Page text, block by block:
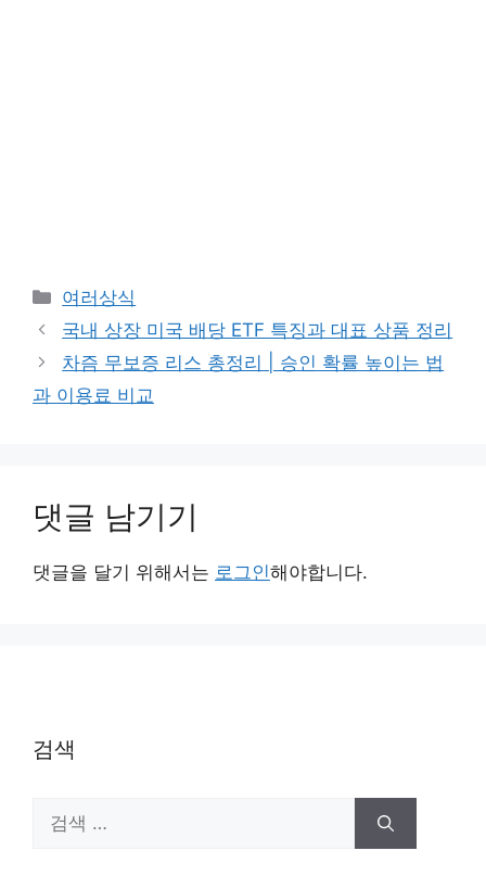
카
테
리
여러상식
국내 상장 미국 배당 ETF 특징과 대표 상품 정리
차즘 무보증 리스 총정리 | 승인 확률 높이는 법
과 이용료 비교
댓글 남기기
댓글을 달기 위해서는 로그인해야합니다.
검색
색: